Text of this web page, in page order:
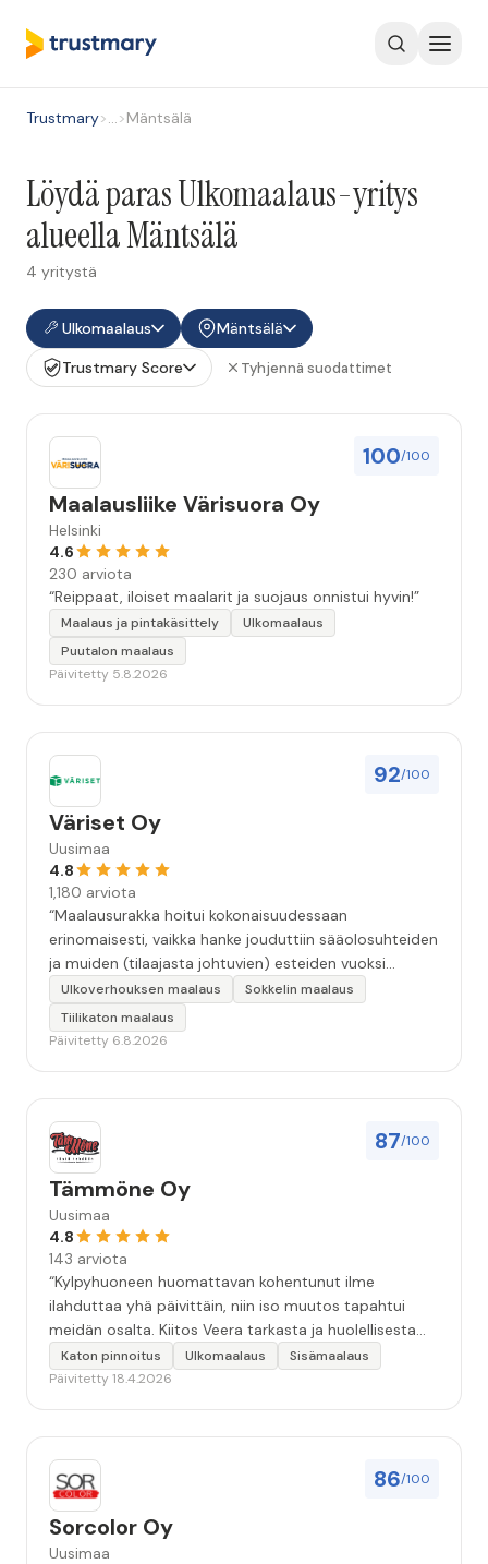
Trustmary>…>Mäntsälä
Löydä paras Ulkomaalaus-yritys
alueella Mäntsälä
4 yritystä
Ulkomaalaus
Mäntsälä
Trustmary Score
Tyhjennä suodattimet
100/100
Maalausliike Värisuora Oy
Helsinki
4.6
230 arviota
“Reippaat, iloiset maalarit ja suojaus onnistui hyvin!”
Maalaus ja pintakäsittely
Ulkomaalaus
Puutalon maalaus
Päivitetty 5.8.2026
92/100
Väriset Oy
Uusimaa
4.8
1,180 arviota
“Maalausurakka hoitui kokonaisuudessaan
erinomaisesti, vaikka hanke jouduttiin sääolosuhteiden
ja muiden (tilaajasta johtuvien) esteiden vuoksi
keskeyttämään n. 3 viikoksi. Maalaistulos on oikein
hyvä, yhteydenpito erinomaista, jälkityöt tehtiin
huolellisesti. Suosittelen. Erityiskiitos itse maalareille:
Ulkoverhouksen maalaus
Sokkelin maalaus
Tiilikaton maalaus
Päivitetty 6.8.2026
87/100
Tämmöne Oy
Uusimaa
4.8
143 arviota
“Kylpyhuoneen huomattavan kohentunut ilme
ilahduttaa yhä päivittäin, niin iso muutos tapahtui
meidän osalta. Kiitos Veera tarkasta ja huolellisesta
työstä, sekä ystävällisestä palvelusta!”
Katon pinnoitus Ulkomaalaus
Sisämaalaus
Päivitetty 18.4.2026
86/100
Sorcolor Oy
Uusimaa